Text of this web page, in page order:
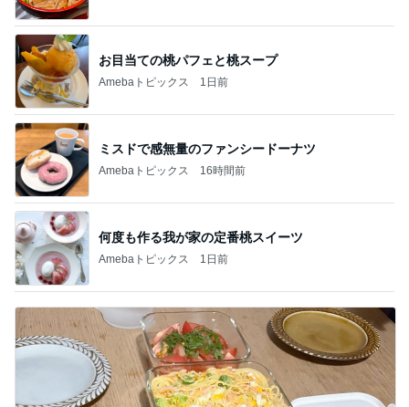
お目当ての桃パフェと桃スープ
Amebaトピックス 1日前
ミスドで感無量のファンシードーナツ
Amebaトピックス 16時間前
何度も作る我が家の定番桃スイーツ
Amebaトピックス 1日前